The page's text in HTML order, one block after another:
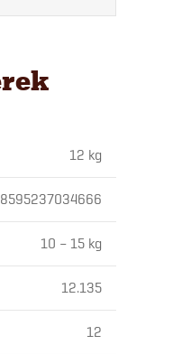
12 kg
8595237034666
10 – 15 kg
12.135
12